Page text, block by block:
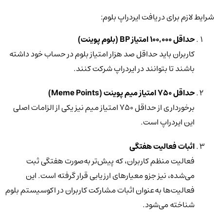
شرایط لازم برای دریافت ایردراپ بلوم:
حداقل ۱۰۰,۰۰۰ امتیاز BP (بلوم پوینت)
کاربران باید حداقل صد هزار امتیاز بلوم در حساب خود داشته
باشند تا بتوانند در ایردراپ شرکت کنند.
حداقل ۷۵۰ امتیاز میم پوینت (Meme Points)
برخورداری از حداقل ۷۵۰ امتیاز میم نیز یکی از الزامات اصلی
این ایردراپ است.
اثبات فعالیت هفتگی
فعالیت منظم کاربران، که پیش‌تر به‌صورت هفتگی ثبت
می‌شده، نیز جزو معیارهای ارزیابی قرار گرفته است. این
فعالیت‌ها به‌عنوان اثبات مشارکت کاربران در اکوسیستم بلوم
شناخته می‌شود.